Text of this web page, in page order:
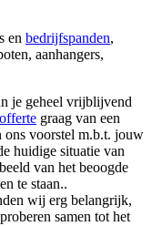
en bedrijfspanden,
aanhangers,
je geheel vrijblijvend
offerte graag van een
ons voorstel m.b.t. jouw
huidige situatie van
van het beoogde
te staan..
wij erg belangrijk,
samen tot het